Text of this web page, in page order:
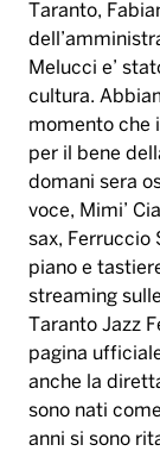
Taranto,
Melucci e’
cultura.
momento che
per il bene
domani sera
voce, Mimi’
sax, Ferruccio
piano e
streaming
Taranto Jazz
pagina
anche la
sono nati
anni si sono